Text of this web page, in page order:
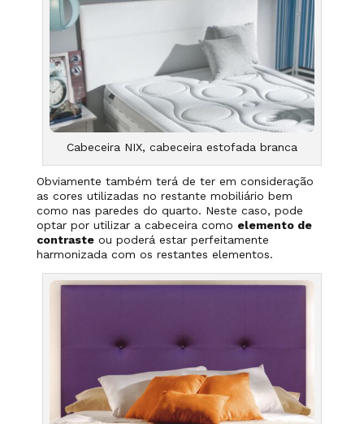
Cabeceira NIX, cabeceira estofada branca
Obviamente também terá de ter em consideração
as cores utilizadas no restante mobiliário bem
como nas paredes do quarto. Neste caso, pode
optar por utilizar a cabeceira como elemento de
contrasteou poderá estar perfeitamente
harmonizada com os restantes elementos.